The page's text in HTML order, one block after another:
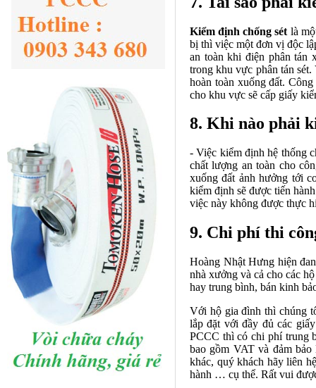
Kiểm định chống sét là
bị thì việc một đơn vị độc
an toàn khi điện phân tán
trong khu vực phân tán
hoàn toàn xuống đất.
cho khu vực sẽ cấp giấy
8. Khi nào phải
- Việc kiểm định hệ thống
chất lượng an toàn cho
xuống đất ảnh hưởng tới
kiểm định sẽ được tiến
việc này không được thực
9. Chi phí thi
Hoàng Nhật Hưng hiện
nhà xưởng và cả cho các
hay trung bình, bán kinh
Với hộ gia đình thì chúng
lắp đặt với đầy đủ các
PCCC thì có chi phí trung
bao gồm VAT và đảm
khác, quý khách hãy liên
hành … cụ thể. Rất vui